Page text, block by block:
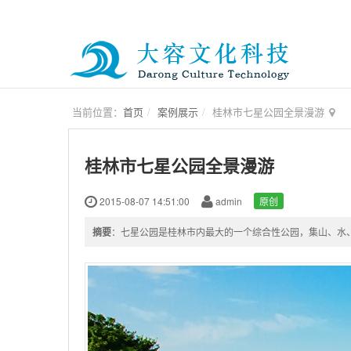
当前位置： 首页 案例展示 桂林市七星公园全景漫游
桂林市七星公园全景漫游
2015-08-07 14:51:00 admin 原创
摘要：七星公园是桂林市内最大的一个综合性公园，集山、